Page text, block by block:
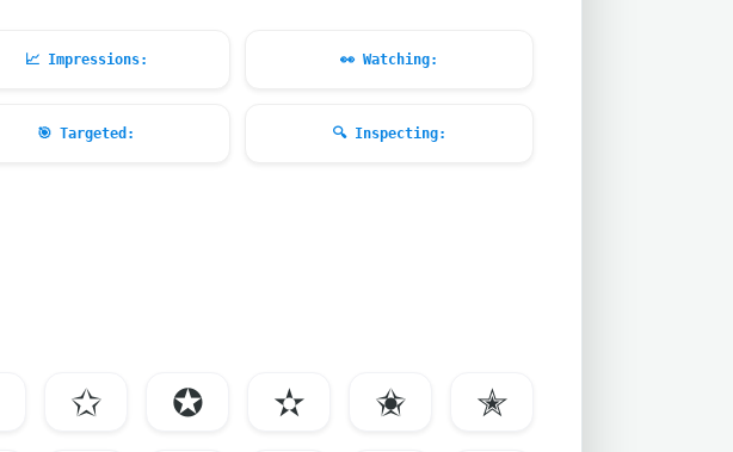
📈Impressions: 👀 Watching:
🎯 Targeted: 🔍Inspecting:
✩ ✪ ✫ ✬
✭